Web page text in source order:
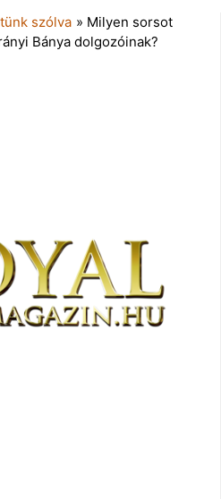
szólva » Milyen sorsot
Bánya dolgozóinak?